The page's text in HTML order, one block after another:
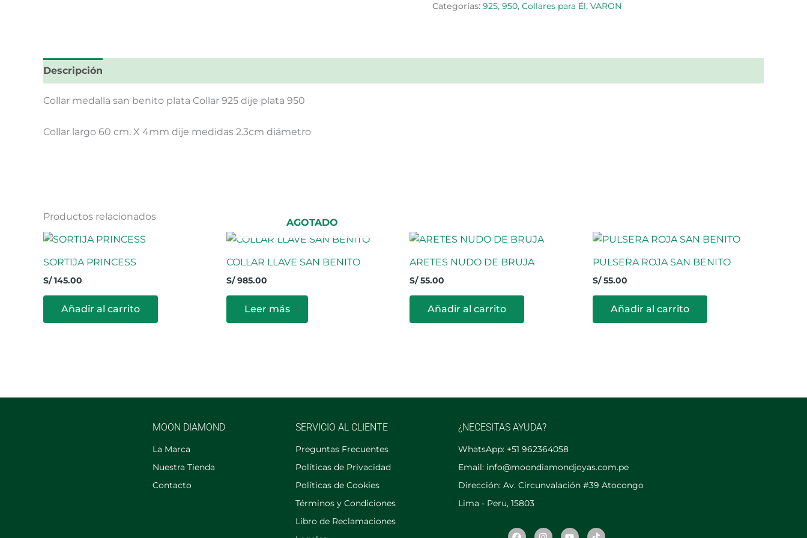
Categorías: 925, 950, Collares para Él, VARON
Descripción
Collar medalla san benito plata Collar 925 dije plata 950
Collar largo 60 cm. X 4mm dije medidas 2.3cm diámetro
Productos relacionados
SORTIJA PRINCESS
S/145.00
Añadir al carrito
AGOTADO
COLLAR LLAVE SAN BENITO
S/985.00
Leer más
ARETES NUDO DE BRUJA
S/55.00
Añadir al carrito
PULSERA ROJA SAN BENITO
S/55.00
Añadir al carrito
MOON DIAMOND
La Marca
Nuestra Tienda
Contacto
SERVICIO AL CLIENTE
Preguntas Frecuentes
Políticas de Privacidad
Políticas de Cookies
Términos y Condiciones
Libro de Reclamaciones
¿NECESITAS AYUDA?
WhatsApp: +51 962364058
Email: info@moondiamondjoyas.com.pe
Dirección: Av. Circunvalación #39 Atocongo
Lima - Peru, 15803
F I Y T